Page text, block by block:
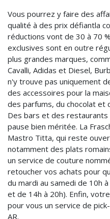
Vous pourrez y faire des
qualité à des prix défiantla
réductions vont de 30 à 70
exclusives sont en outre
plus grandes marques,
Cavalli, Adidas et Diesel,
n'y trouve pas uniquement
des accessoires pour la
des parfums, du chocolat et
Des bars et des
pause bien méritée. La
Mastro Titta, qui reste
notamment des plats
un service de couture
retoucher vos achats pour
du mardi au samedi de 10h
et de 14h à 20h). Enfin,
pour vous un service de
AR.